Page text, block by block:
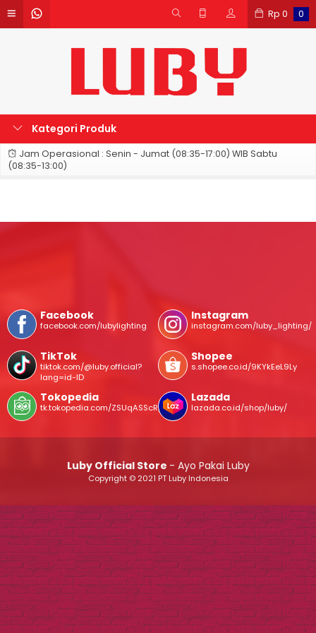
Rp 0 0
Kategori Produk
Jam Operasional : Senin - Jumat (08:35-17:00) WIB Sabtu
(08:35-13:00)
Facebook
facebook.com/lubylighting
Instagram
instagram.com/luby_lighting/
TikTok
tiktok.com/@luby.official?
lang=id-ID
Shopee
s.shopee.co.id/9KYkEeL9Ly
Tokopedia
tk.tokopedia.com/ZSUqASScR/
Lazada
lazada.co.id/shop/luby/
Luby Official Store - Ayo Pakai Luby
Copyright © 2021 PT Luby Indonesia